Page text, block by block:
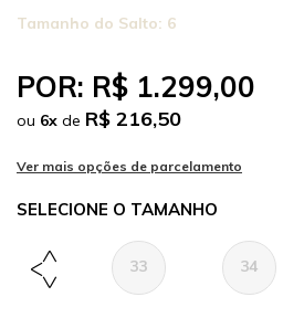
Tamanho do Salto: 6
POR: R$ 1.299,00
ou 6x de R$ 216,50
TAMANHO
33 34